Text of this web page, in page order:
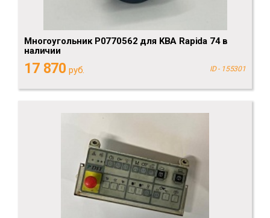
Многоугольник P0770562 для KBA Rapida 74 в
наличии
17 870 руб. ID - 155301